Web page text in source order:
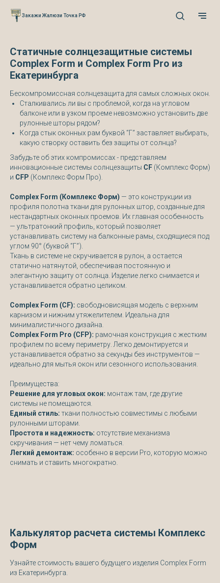
Закажи Жалюзи Точка РФ
Статичные солнцезащитные системы
Complex Form и Complex Form Pro из
Екатеринбурга
Бескомпромиссная солнцезащита для самых сложных окон.
Сталкивались ли вы с проблемой, когда на угловом
балконе или в узком проеме невозможно установить две
рулонные шторы рядом?
Когда стык оконных рам буквой “Г” заставляет выбирать,
какую створку оставить без защиты от солнца?
Забудьте об этих компромиссах - представляем
инновационные системы солнцезащиты CF (Комплекс Форм)
и CFP (Комплекс Форм Про).
Complex Form (Комплекс Форм) — это конструкции из
профиля полотна ткани для рулонных штор, созданные для
нестандартных оконных проемов. Их главная особенность
— ультратонкий профиль, который позволяет
устанавливать систему на балконные рамы, сходящиеся под
углом 90° (буквой “Г”).
Ткань в системе не скручивается в рулон, а остается
статично натянутой, обеспечивая постоянную и
элегантную защиту от солнца. Изделие легко снимается и
устанавливается обратно целиком.
Complex Form (CF): свободновисящая модель с верхним
карнизом и нижним утяжелителем. Идеальна для
минималистичного дизайна.
Complex Form Pro (CFP): рамочная конструкция с жестким
профилем по всему периметру. Легко демонтируется и
устанавливается обратно за секунды без инструментов —
идеально для мытья окон или сезонного использования.
Преимущества:
Решение для угловых окон: монтаж там, где другие
системы не помещаются.
Единый стиль: ткани полностью совместимы с любыми
рулонными шторами.
Простота и надежность: отсутствие механизма
скручивания — нет чему ломаться.
Легкий демонтаж: особенно в версии Pro, которую можно
снимать и ставить многократно.
Калькулятор расчета системы Комплекс
Форм
Узнайте стоимость вашего будущего изделия Complex Form
из Екатеринбурга.